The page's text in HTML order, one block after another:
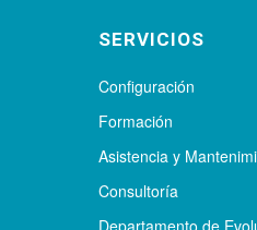
SERVICIOS
Configuración
Formación
Asistencia y
Consultoría